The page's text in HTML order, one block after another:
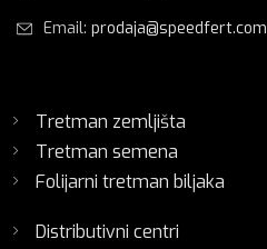
Email: prodaja@speedfert.com
Tretman zemljišta
Tretman semena
Folijarni tretman biljaka
Distributivni centri